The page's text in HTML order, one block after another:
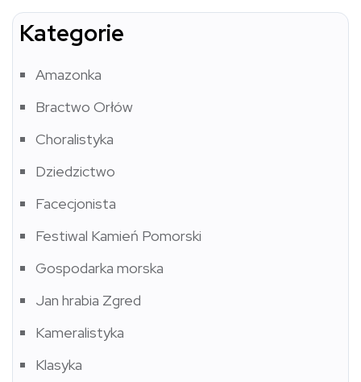
Kategorie
Amazonka
Bractwo Orłów
Choralistyka
Dziedzictwo
Facecjonista
Festiwal Kamień Pomorski
Gospodarka morska
Jan hrabia Zgred
Kameralistyka
Klasyka